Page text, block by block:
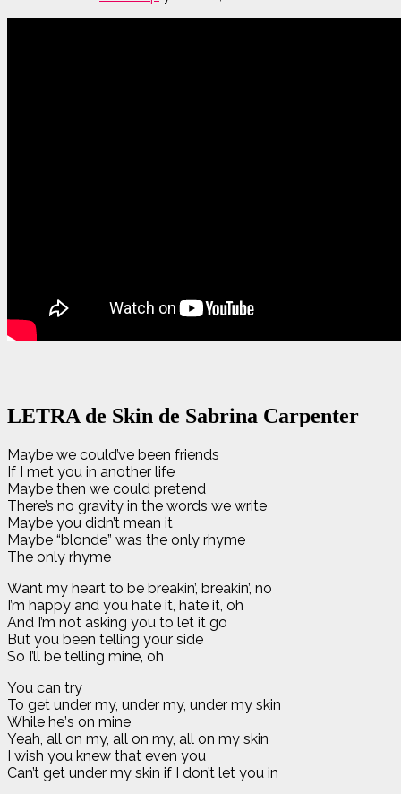
LETRA de Skin de Sabrina Carpenter
Maybe we could’ve been friends
If I met you in another life
Maybe then we could pretend
There’s no gravity in the words we write
Maybe you didn’t mean it
Maybe “blonde” was the only rhyme
The only rhyme
Want my heart to be breakin’, breakin’, no
I’m happy and you hate it, hate it, oh
And I’m not asking you to let it go
But you been telling your side
So I’ll be telling mine, oh
You can try
To get under my, under my, under my skin
While hе’s on mine
Yeah, all on my, all on my, all on my skin
I wish you knew that еven you
Can’t get under my skin if I don’t let you in